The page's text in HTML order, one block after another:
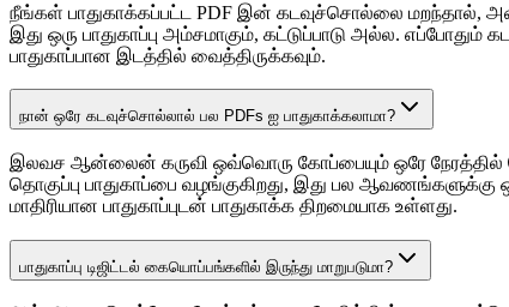
நீங்கள் பாதுகாக்கப்பட்ட PDF இன் கடவுச்சொல்லை மறந்தால்,
இது ஒரு பாதுகாப்பு அம்சமாகும், கட்டுப்பாடு அல்ல.
பாதுகாப்பான இடத்தில் வைத்திருக்கவும்.
நான் ஒரே கடவுச்சொல்லால் பல PDFs ஐ பாதுகாக்கலாமா?
இலவச ஆன்லைன் கருவி ஒவ்வொரு கோப்பையும் ஒரே நேரத்தில்
தொகுப்பு பாதுகாப்பை வழங்குகிறது, இது பல
மாதிரியான பாதுகாப்புடன் பாதுகாக்க திறமையாக உள்ளது.
பாதுகாப்பு டிஜிட்டல் கையொப்பங்களில் இருந்து மாறுபடுமா?